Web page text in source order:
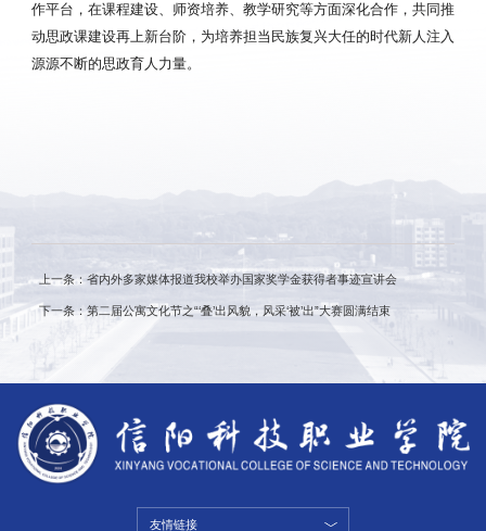
作平台，在课程建设、师资培养、教学研究等方面深化合作，共同推
动思政课建设再上新台阶，为培养担当民族复兴大任的时代新人注入
源源不断的思政育人力量。
上一条：省内外多家媒体报道我校举办国家奖学金获得者事迹宣讲会
下一条：第二届公寓文化节之“‘叠’出风貌，风采‘被’出”大赛圆满结束
友情链接